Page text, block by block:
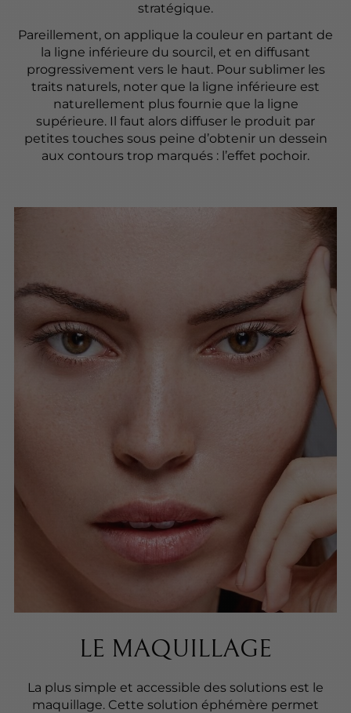
stratégique.
Pareillement, on applique la couleur en partant de
la ligne inférieure du sourcil, et en diffusant
progressivement vers le haut. Pour sublimer les
traits naturels, noter que la ligne inférieure est
naturellement plus fournie que la ligne
supérieure. Il faut alors diffuser le produit par
petites touches sous peine d’obtenir un dessein
aux contours trop marqués : l’effet pochoir.
LE MAQUILLAGE
La plus simple et accessible des solutions est le
maquillage. Cette solution éphémère permet